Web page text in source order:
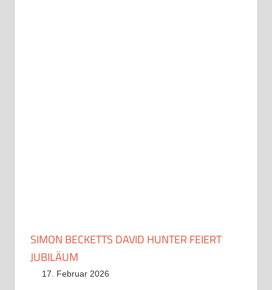
SIMON BECKETTS DAVID HUNTER FEIERT
JUBILÄUM
17. Februar 2026